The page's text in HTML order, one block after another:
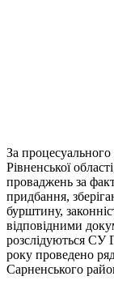
За
Рівненської
проваджень за
придбання,
бурштину,
відповідними
розслідуються СУ
року проведено
Сарненського